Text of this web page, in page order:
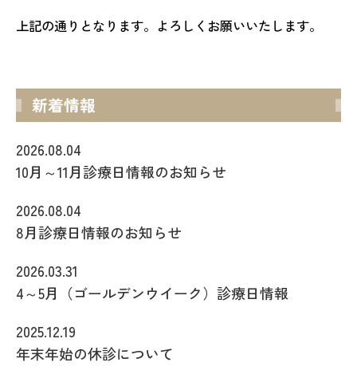
上記の通りとなります。よろしくお願いいたします。
新着情報
2026.08.04
10月～11月診療日情報のお知らせ
2026.08.04
8月診療日情報のお知らせ
2026.03.31
4～5月（ゴールデンウイーク）診療日情報
2025.12.19
年末年始の休診について